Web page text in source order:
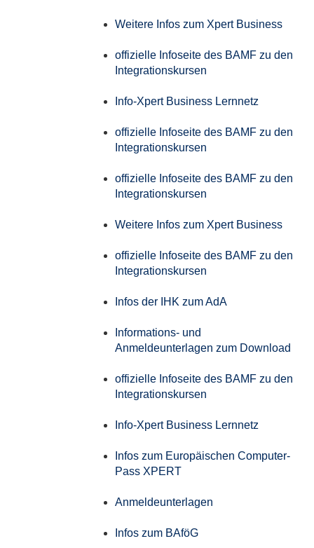
Weitere Infos zum Xpert Business
offizielle Infoseite des BAMF zu den
Integrationskursen
Info-Xpert Business Lernnetz
offizielle Infoseite des BAMF zu den
Integrationskursen
offizielle Infoseite des BAMF zu den
Integrationskursen
Weitere Infos zum Xpert Business
offizielle Infoseite des BAMF zu den
Integrationskursen
Infos der IHK zum AdA
Informations- und
Anmeldeunterlagen zum Download
offizielle Infoseite des BAMF zu den
Integrationskursen
Info-Xpert Business Lernnetz
Infos zum Europäischen Computer-
Pass XPERT
Anmeldeunterlagen
Infos zum BAföG